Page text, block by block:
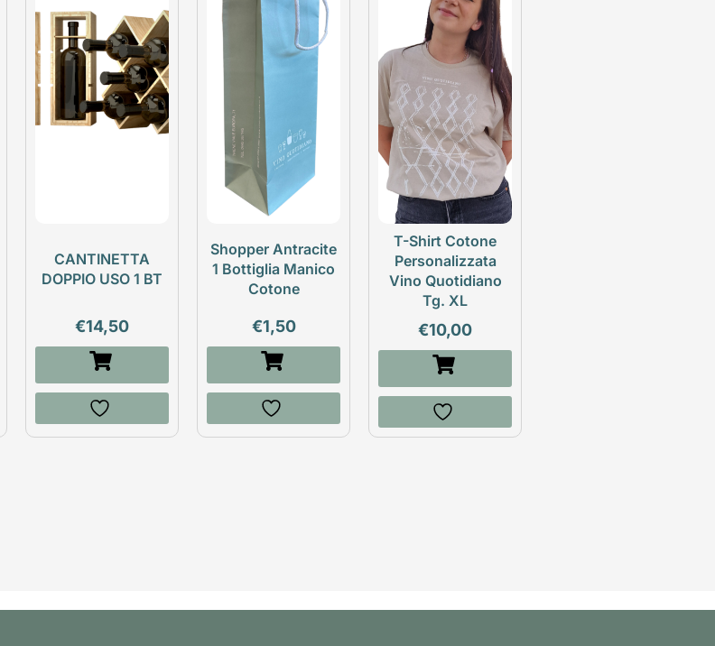
CANTINETTA
DOPPIO USO 1 BT
€14,50
Shopper Antracite
1 Bottiglia Manico
Cotone
€1,50
T-Shirt Cotone
Personalizzata
Vino Quotidiano
Tg. XL
€10,00